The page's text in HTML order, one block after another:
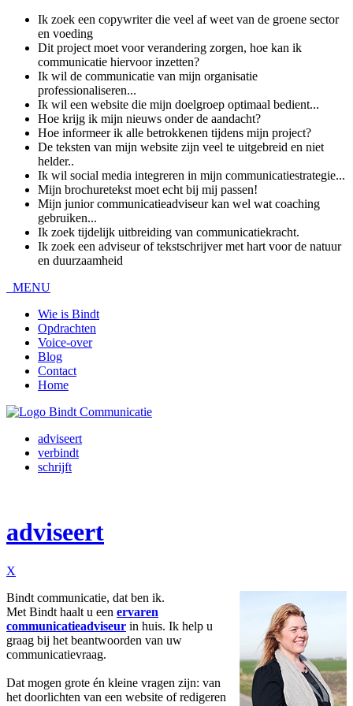
Ik zoek een copywriter die veel af weet van de groene sector
en voeding
Dit project moet voor verandering zorgen, hoe kan ik
communicatie hiervoor inzetten?
Ik wil de communicatie van mijn organisatie
professionaliseren...
Ik wil een website die mijn doelgroep optimaal bedient...
Hoe krijg ik mijn nieuws onder de aandacht?
Hoe informeer ik alle betrokkenen tijdens mijn project?
De teksten van mijn website zijn veel te uitgebreid en niet
helder..
Ik wil social media integreren in mijn communicatiestrategie...
Mijn brochuretekst moet echt bij mij passen!
Mijn junior communicatieadviseur kan wel wat coaching
gebruiken...
Ik zoek tijdelijk uitbreiding van communicatiekracht.
Ik zoek een adviseur of tekstschrijver met hart voor de natuur
en duurzaamheid
MENU
Wie is Bindt
Opdrachten
Voice-over
Blog
Contact
Home
adviseert
verbindt
schrijft
adviseert
X
Bindt communicatie, dat ben ik.
Met Bindt haalt u een ervaren
communicatieadviseur in huis. Ik help u
graag bij het beantwoorden van uw
communicatievraag.
Dat mogen grote én kleine vragen zijn: van
het doorlichten van een website of redigeren